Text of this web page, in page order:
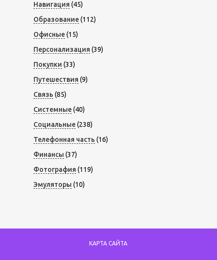
Навигация (45)
Образование(112)
Офисные(15)
Персонализация (39)
Покупки (33)
Путешествия (9)
Связь (85)
Системные(40)
Социальные(238)
Телефонная часть (16)
Финансы (37)
Фотография (119)
Эмуляторы (10)
КАРТА САЙТА